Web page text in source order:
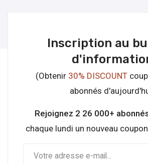
Inscription au
(Obtenir 30% DISCOUNT
abonnés
Rejoignez 2 26 000+
chaque lundi un nouveau